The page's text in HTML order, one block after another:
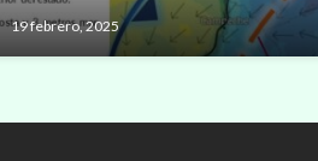
19 febrero, 2025